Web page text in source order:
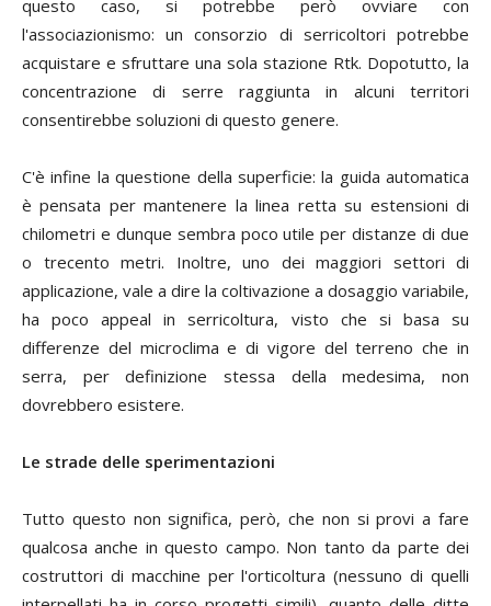
questo caso, si potrebbe però ovviare con
l'associazionismo: un consorzio di serricoltori potrebbe
acquistare e sfruttare una sola stazione Rtk. Dopotutto, la
concentrazione di serre raggiunta in alcuni territori
consentirebbe soluzioni di questo genere.
C'è infine la questione della superficie: la guida automatica
è pensata per mantenere la linea retta su estensioni di
chilometri e dunque sembra poco utile per distanze di due
o trecento metri. Inoltre, uno dei maggiori settori di
applicazione, vale a dire la coltivazione a dosaggio variabile,
ha poco appeal in serricoltura, visto che si basa su
differenze del microclima e di vigore del terreno che in
serra, per definizione stessa della medesima, non
dovrebbero esistere.
Le strade delle sperimentazioni
Tutto questo non significa, però, che non si provi a fare
qualcosa anche in questo campo. Non tanto da parte dei
costruttori di macchine per l'orticoltura (nessuno di quelli